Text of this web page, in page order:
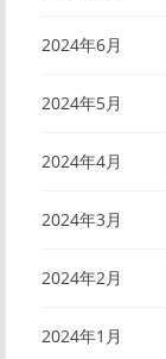
2024年6月
2024年5月
2024年4月
2024年3月
2024年2月
2024年1月